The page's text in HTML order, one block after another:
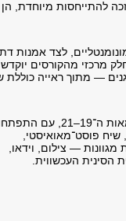
להתייחסות מיוחדת, הן
לצד אמנות
מרכזי מהקורסים יוקדש
— מתוך ראייה כוללת
לצד העיסוק באמנות הקלאסית, תעסוק המסלול גם בתמורות של המאות
שיח פוסט־מאואיסטי,
— צילום, וידאו,
העכשווית.